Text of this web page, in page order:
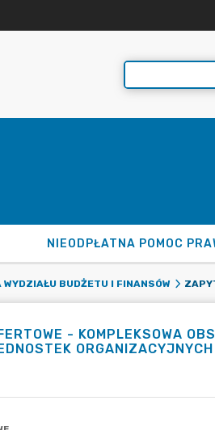
NIEODPŁATNA POMOC
WYDZIAŁU BUDŻETU I FINANSÓW
- KOMPLEKSOWA
ORGANIZACYJNYCH